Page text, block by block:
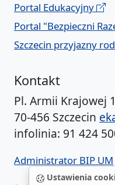
Ustawienia
Portal Edukacyjny
Portal "Bezpieczni
Szczecin przyjazny
Kontakt
Pl. Armii Krajowej
70-456 Szczecin
infolinia: 91 424
Administrator BIP UM